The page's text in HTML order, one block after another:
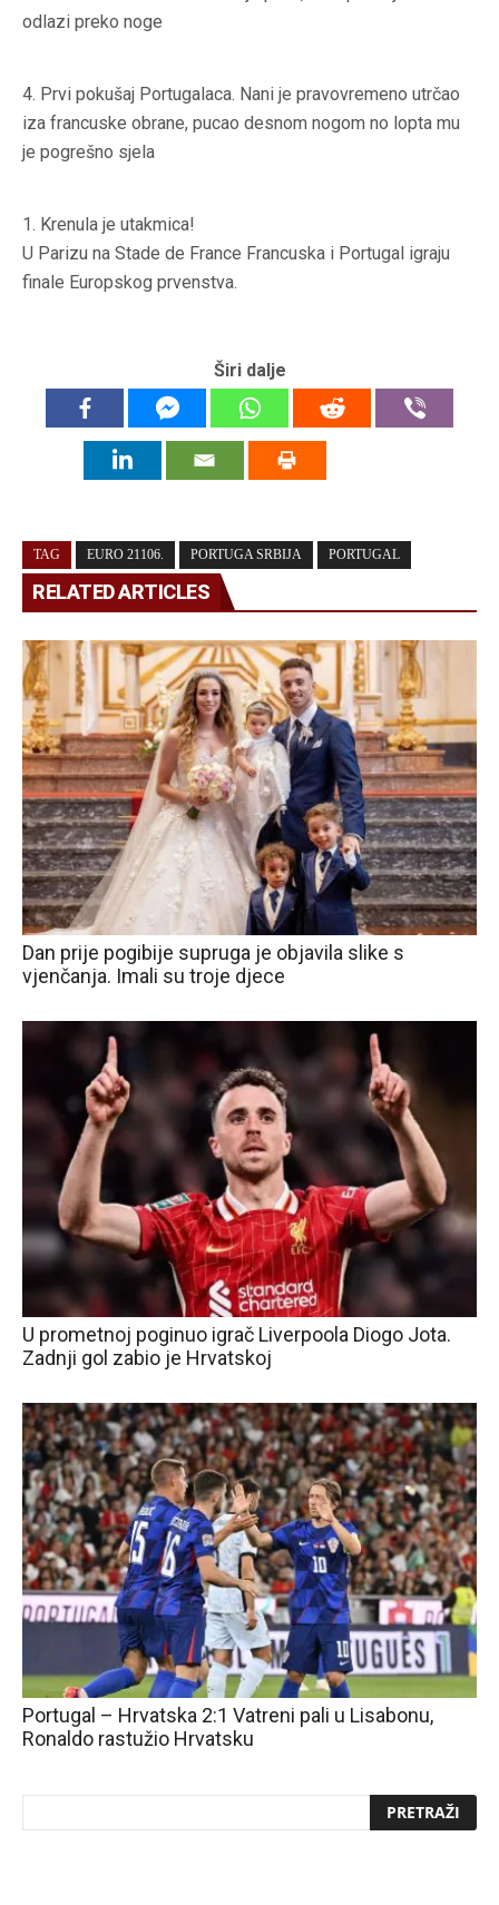
odlazi preko noge
4. Prvi pokušaj Portugalaca. Nani je pravovremeno utrčao
iza francuske obrane, pucao desnom nogom no lopta mu
je pogrešno sjela
1. Krenula je utakmica!
U Parizu na Stade de France Francuska i Portugal igraju
finale Europskog prvenstva.
Širi dalje
TAG EURO 21106. PORTUGA SRBIJA PORTUGAL
RELATED ARTICLES
Dan prije pogibije supruga je objavila slike s
vjenčanja. Imali su troje djece
U prometnoj poginuo igrač Liverpoola Diogo Jota.
Zadnji gol zabio je Hrvatskoj
Portugal – Hrvatska 2:1 Vatreni pali u Lisabonu,
Ronaldo rastužio Hrvatsku